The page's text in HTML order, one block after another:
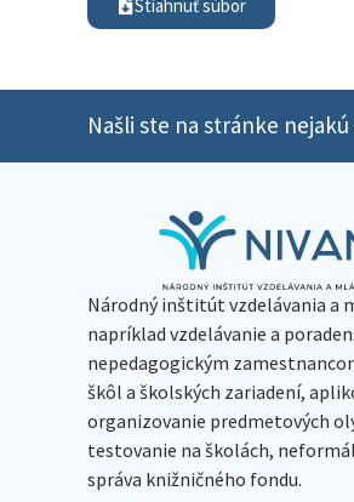
Stiahnuť súbor
Našli ste na stránke
Národný inštitút vzdelávania a
napríklad vzdelávanie a
nepedagogickým
škôl a školských zariadení,
organizovanie predmetových
testovanie na školách,
správa knižničného fondu.